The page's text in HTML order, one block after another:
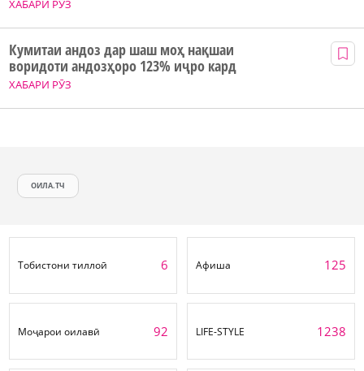
ХАБАРИ РӮЗ
ХАБАРИ РӮЗ
Кумитаи андоз дар шаш моҳ нақшаи
воридоти андозҳоро 123% иҷро кард
ОИЛА.ТЧ
Тобистони тиллоӣ 6 Афиша 125
Моҷарои оилавӣ 92 LIFE-STYLE 1238